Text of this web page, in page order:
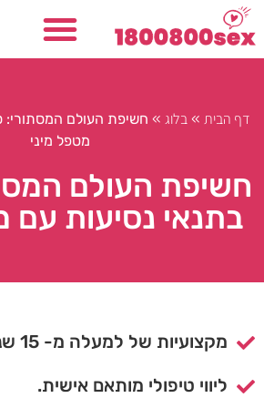
דף הבית » בלוג » חשיפת העולם המסתורי:
מטפל מיני
חשיפת העולם
בתנאי נסיעות עם
מקצועיות של למעלה מ- 15 שנה.
ליווי טיפולי מותאם אישית.